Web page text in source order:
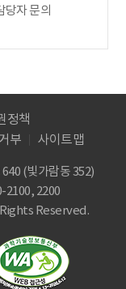
당자 문의
정책
부
사이트맵
(빛가람동 352)
2100, 2200
Reserved.